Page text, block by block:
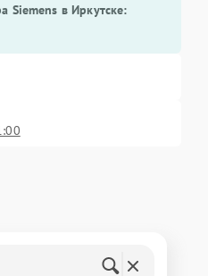
Siemens в Иркутске: